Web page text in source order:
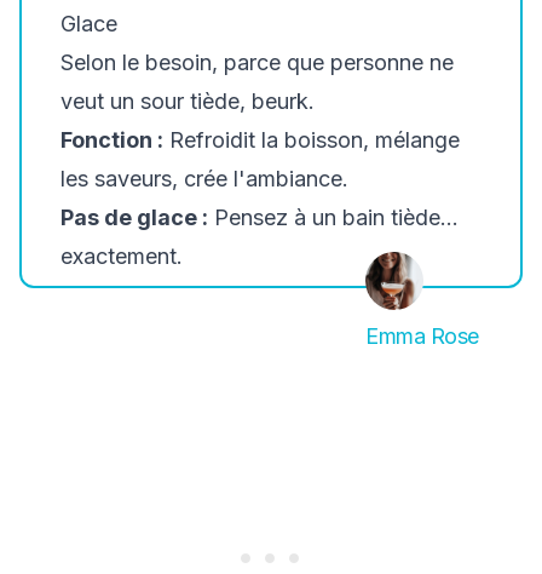
Glace
Selon le besoin, parce que personne ne
veut un sour tiède, beurk.
Fonction : Refroidit la boisson, mélange
les saveurs, crée l'ambiance.
Pas de glace : Pensez à un bain tiède...
exactement.
Emma Rose